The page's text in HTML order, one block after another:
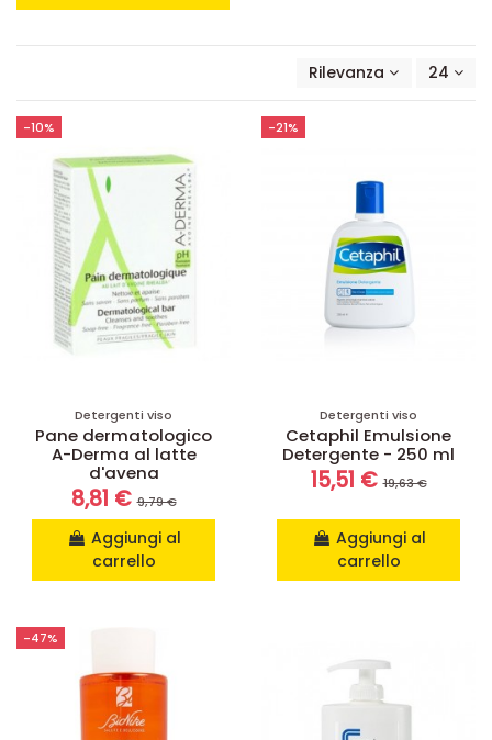
Rilevanza 24
-10%
Detergenti viso
Pane dermatologico
A-Derma al latte
d'avena
8,81 €9,79 €
Aggiungi al
carrello
-21%
Detergenti viso
Cetaphil Emulsione
Detergente - 250 ml
15,51 €19,63 €
Aggiungi al
carrello
-47%